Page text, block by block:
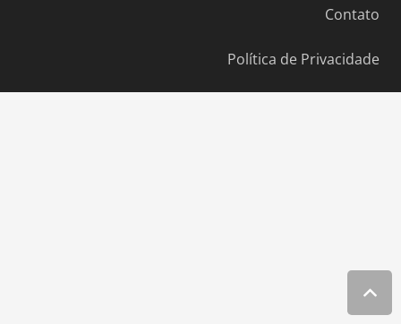
Contato
Política de Privacidade